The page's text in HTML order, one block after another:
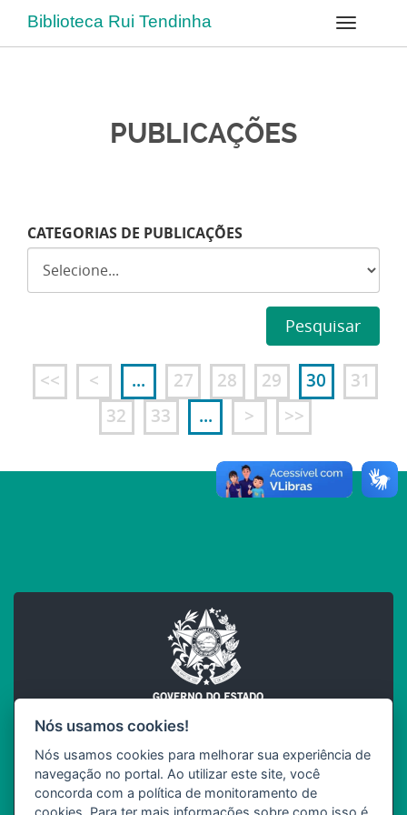
Biblioteca Rui Tendinha
PUBLICAÇÕES
CATEGORIAS DE PUBLICAÇÕES
Pesquisar
<< < ... 27 28 29 30
31
32
33 ... > >>
INCAPER
SEAG
Governo do Estado do Espírito Santo
Nós usamos cookies!
Nós usamos cookies para melhorar sua experiência de
navegação no portal. Ao utilizar este site, você
concorda com a política de monitoramento de